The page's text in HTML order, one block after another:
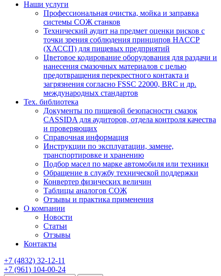
Наши услуги
Профессиональная очистка, мойка и заправка
системы СОЖ станков
Технический аудит на предмет оценки рисков с
точки зрения соблюдения принципов HACCP
(ХАССП) для пищевых предприятий
Цветовое кодирование оборудования для раздачи и
нанесения смазочных материалов с целью
предотвращения перекрестного контакта и
загрязнения согласно FSSC 22000, BRC и др.
международных стандартов
Тех. библиотека
Документы по пищевой безопасности смазок
CASSIDA для аудиторов, отдела контроля качества
и проверяющих
Справочная информация
Инструкции по эксплуатации, замене,
транспортировке и хранению
Подбор масел по марке автомобиля или техники
Обращение в службу технической поддержки
Конвертер физических величин
Таблицы аналогов СОЖ
Отзывы и практика применения
О компании
Новости
Статьи
Отзывы
Контакты
+7 (4832) 32-12-11
+7 (961) 104-00-24